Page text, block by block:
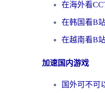
加速国内游戏